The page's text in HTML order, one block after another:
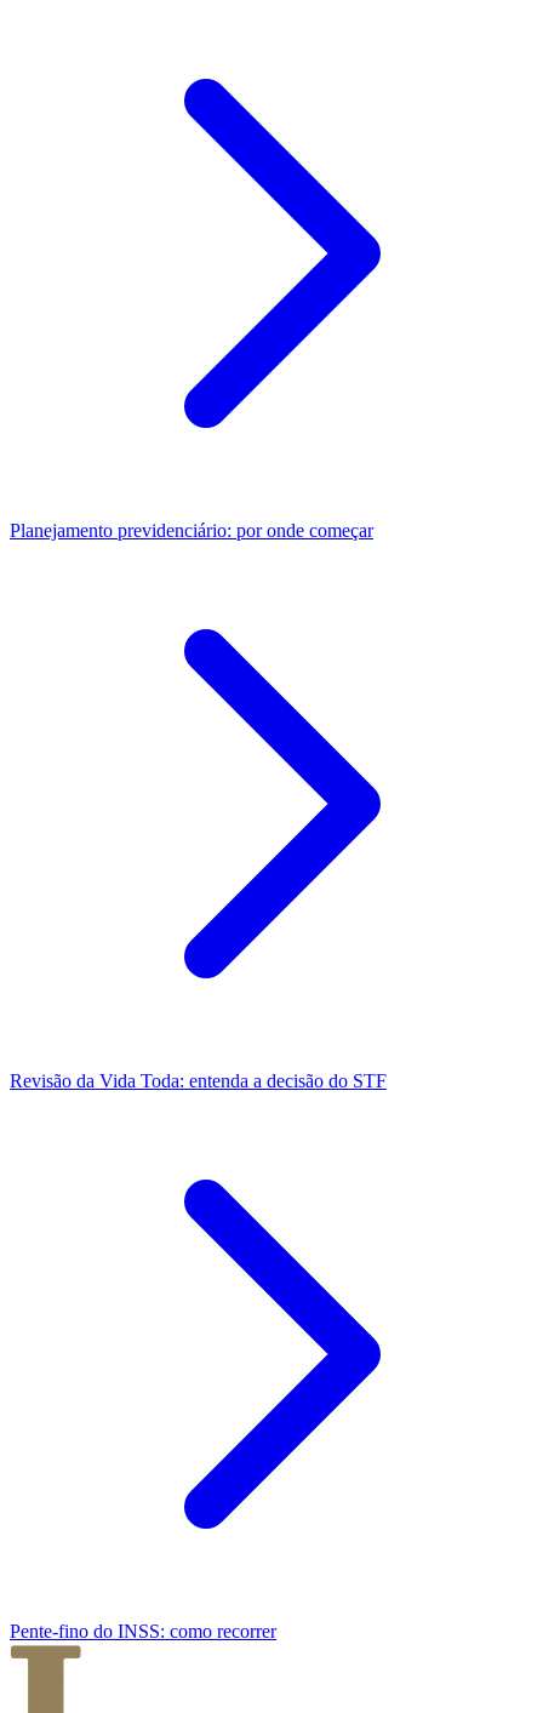
Planejamento previdenciário: por onde começar
Revisão da Vida Toda: entenda a decisão do STF
Pente-fino do INSS: como recorrer